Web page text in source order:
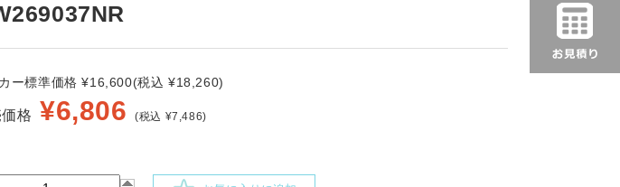
ー標準価格 ¥16,600(税込 ¥18,260)
格 ¥6,806 (税込 ¥7,486)